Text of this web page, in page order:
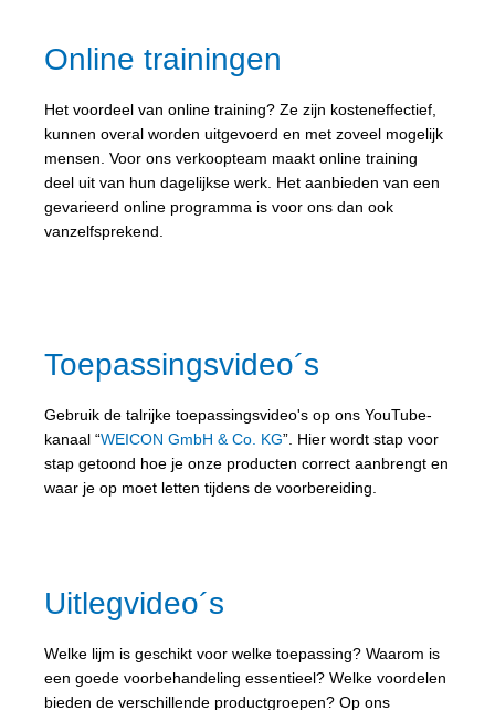
Online trainingen
Het voordeel van online training? Ze zijn kosteneffectief,
kunnen overal worden uitgevoerd en met zoveel mogelijk
mensen. Voor ons verkoopteam maakt online training
deel uit van hun dagelijkse werk. Het aanbieden van een
gevarieerd online programma is voor ons dan ook
vanzelfsprekend.
Toepassingsvideo´s
Gebruik de talrijke toepassingsvideo's op ons YouTube-
kanaal “WEICON GmbH & Co. KG”. Hier wordt stap voor
stap getoond hoe je onze producten correct aanbrengt en
waar je op moet letten tijdens de voorbereiding.
Uitlegvideo´s
Welke lijm is geschikt voor welke toepassing? Waarom is
een goede voorbehandeling essentieel? Welke voordelen
bieden de verschillende productgroepen? Op ons